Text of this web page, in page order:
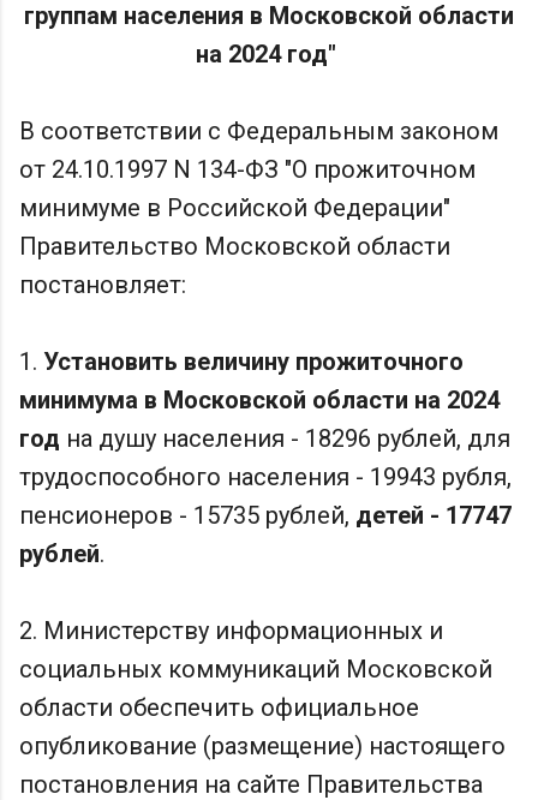
группам населения в Московской области
на 2024 год"
В соответствии с Федеральным законом
от 24.10.1997 N 134-ФЗ "О прожиточном
минимуме в Российской Федерации"
Правительство Московской области
постановляет:
1. Установить величину прожиточного
минимума в Московской области на 2024
год на душу населения - 18296 рублей, для
трудоспособного населения - 19943 рубля,
пенсионеров - 15735 рублей, детей - 17747
рублей.
2. Министерству информационных и
социальных коммуникаций Московской
области обеспечить официальное
опубликование (размещение) настоящего
постановления на сайте Правительства